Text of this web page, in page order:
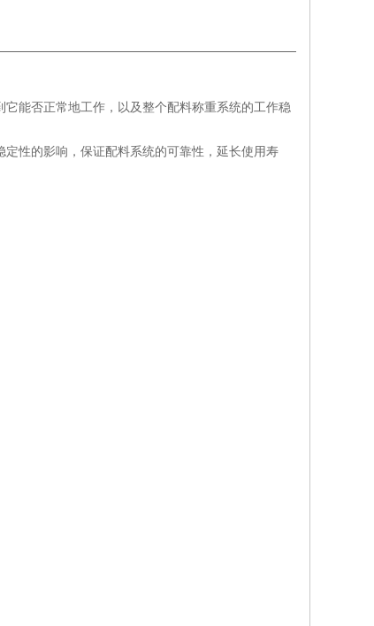
能否正常地工作，以及整个配料称重系统的工作稳
性的影响，保证配料系统的可靠性，延长使用寿